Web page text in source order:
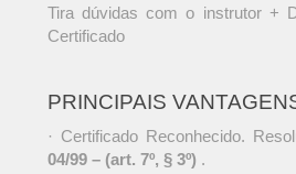
Tira dúvidas com o instrutor +
Certificado
PRINCIPAIS
· Certificado Reconhecido.
04/99 – (art. 7º, § 3º) .